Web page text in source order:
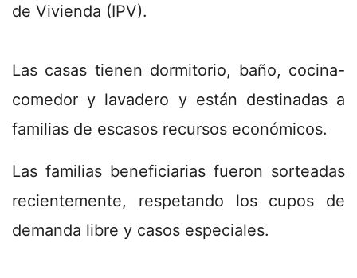
de Vivienda (IPV).
Las casas tienen dormitorio, baño, cocina-
comedor y lavadero y están destinadas a
familias de escasos recursos económicos.
Las familias beneficiarias fueron sorteadas
recientemente, respetando los cupos de
demanda libre y casos especiales.